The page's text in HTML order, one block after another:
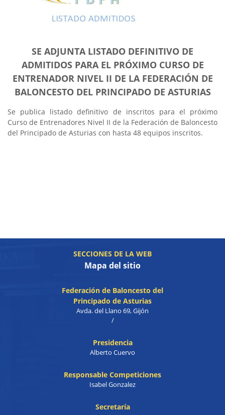
SE ADJUNTA LISTADO DEFINITIVO DE
ADMITIDOS PARA EL PRÓXIMO CURSO DE
ENTRENADOR NIVEL II DE LA FEDERACIÓN DE
BALONCESTO DEL PRINCIPADO DE ASTURIAS
Se publica listado definitivo de inscritos para el próximo
Curso de Entrenadores Nivel II de la Federación de Baloncesto
del Principado de Asturias con hasta 48 equipos inscritos.
SECCIONES DE LA WEB
Mapa del sitio
Federación de Baloncesto del
Principado de Asturias
Avda. del Llano 69, Gijón
/
Presidencia
Alberto Cuervo
Responsable Competiciones
Isabel Gonzalez
Secretaría